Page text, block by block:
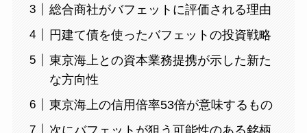
総合商社がバフェットに評価される理由
円建て債を使ったバフェットの投資戦略
東京海上との資本業務提携が示した新た
な方向性
東京海上の信用倍率53倍が意味するもの
次にバフェットが狙う可能性のある銘柄